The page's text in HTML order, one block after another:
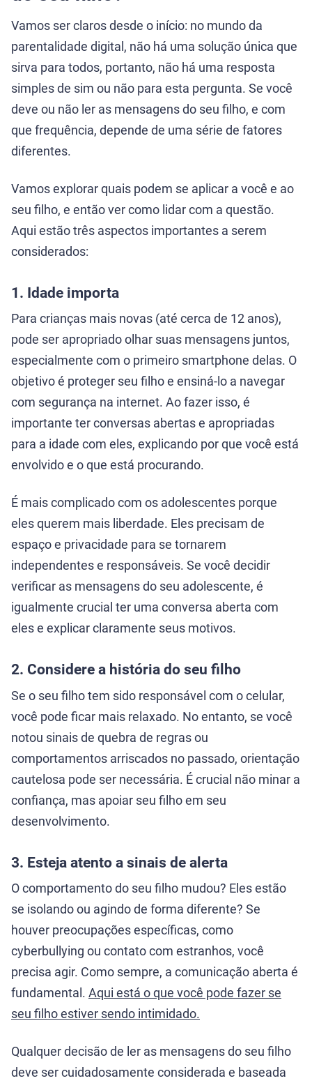
Vamos ser claros desde o início: no mundo da
parentalidade digital, não há uma solução única que
sirva para todos, portanto, não há uma resposta
simples de sim ou não para esta pergunta. Se você
deve ou não ler as mensagens do seu filho, e com
que frequência, depende de uma série de fatores
diferentes.
Vamos explorar quais podem se aplicar a você e ao
seu filho, e então ver como lidar com a questão.
Aqui estão três aspectos importantes a serem
considerados:
1. Idade importa
Para crianças mais novas (até cerca de 12 anos),
pode ser apropriado olhar suas mensagens juntos,
especialmente com o primeiro smartphone delas. O
objetivo é proteger seu filho e ensiná-lo a navegar
com segurança na internet. Ao fazer isso, é
importante ter conversas abertas e apropriadas
para a idade com eles, explicando por que você está
envolvido e o que está procurando.
É mais complicado com os adolescentes porque
eles querem mais liberdade. Eles precisam de
espaço e privacidade para se tornarem
independentes e responsáveis. Se você decidir
verificar as mensagens do seu adolescente, é
igualmente crucial ter uma conversa aberta com
eles e explicar claramente seus motivos.
2. Considere a história do seu filho
Se o seu filho tem sido responsável com o celular,
você pode ficar mais relaxado. No entanto, se você
notou sinais de quebra de regras ou
comportamentos arriscados no passado, orientação
cautelosa pode ser necessária. É crucial não minar a
confiança, mas apoiar seu filho em seu
desenvolvimento.
3. Esteja atento a sinais de alerta
O comportamento do seu filho mudou? Eles estão
se isolando ou agindo de forma diferente? Se
houver preocupações específicas, como
cyberbullying ou contato com estranhos, você
precisa agir. Como sempre, a comunicação aberta é
fundamental. Aqui está o que você pode fazer se
seu filho estiver sendo intimidado.
Qualquer decisão de ler as mensagens do seu filho
deve ser cuidadosamente considerada e baseada